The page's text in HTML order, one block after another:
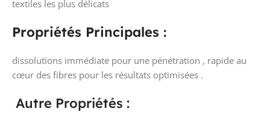
textiles les plus délicats
Propriétés Principales :
dissolutions immédiate pour une pénétration , rapide au
cœur des fibres pour les résultats optimisées .
Autre Propriétés :